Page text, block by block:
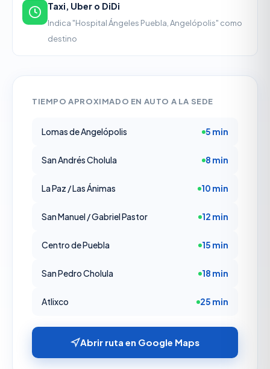
Taxi, Uber o DiDi
Indica "Hospital Ángeles Puebla, Angelópolis" como
destino
TIEMPO APROXIMADO EN AUTO A LA SEDE
Lomas de Angelópolis 5 min
San Andrés Cholula 8 min
La Paz / Las Ánimas 10 min
San Manuel / Gabriel Pastor 12 min
Centro de Puebla 15 min
San Pedro Cholula 18 min
Atlixco 25 min
Abrir ruta en Google Maps